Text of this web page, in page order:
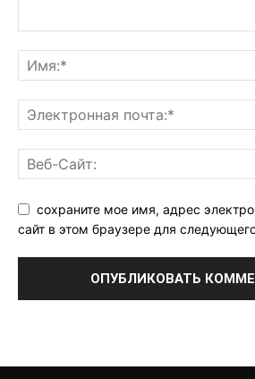
сохраните мое имя, адрес
сайт в этом браузере для